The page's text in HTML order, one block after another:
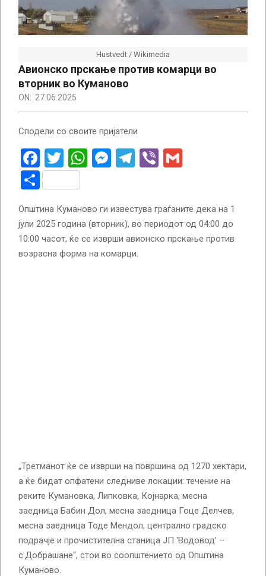
Hustvedt / Wikimedia
Авионско прскање против комарци во
вторник во Куманово
ON: 27.06.2025
Сподели со своите пријатели
Facebook
Twitter
WhatsApp
Messenger
Telegram
Viber
Share
Општина Куманово ги известува граѓаните дека на 1
јули 2025 година (вторник), во периодот од 04:00 до
10:00 часот, ќе се изврши авионско прскање против
возрасна форма на комарци.
„Третманот ќе се изврши на површина од 1270 хектари,
а ќе бидат опфатени следниве локации: течение на
реките Кумановка, Липковка, Којнарка, месна
заедница Бабин Дол, месна заедница Гоце Делчев,
месна заедница Тоде Мендол, централно градско
подрачје и прочистителна станица ЈП ‘Водовод’ –
с.Добрашане“, стои во соопштението од Општина
Куманово.